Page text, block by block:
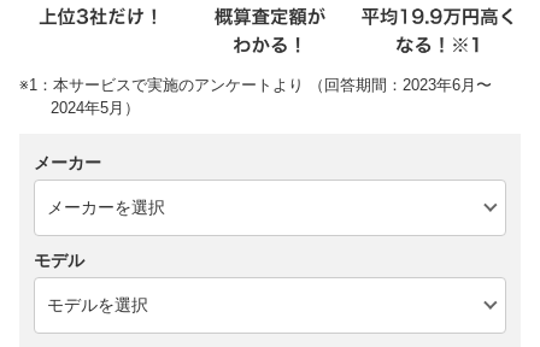
※1：本サービスで実施のアンケートより （回答期間：2023年6月〜
2024年5月）
メーカー
モデル